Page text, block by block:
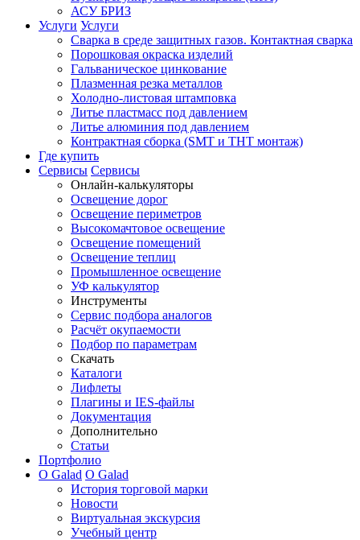
АСУ БРИЗ
Услуги Услуги
Сварка в среде защитных газов. Контактная сварка
Порошковая окраска изделий
Гальваническое цинкование
Плазменная резка металлов
Холодно-листовая штамповка
Литье пластмасс под давлением
Литье алюминия под давлением
Контрактная сборка (SMT и THT монтаж)
Где купить
Сервисы Сервисы
Онлайн-калькуляторы
Освещение дорог
Освещение периметров
Высокомачтовое освещение
Освещение помещений
Освещение теплиц
Промышленное освещение
УФ калькулятор
Инструменты
Сервис подбора аналогов
Расчёт окупаемости
Подбор по параметрам
Скачать
Каталоги
Лифлеты
Плагины и IES-файлы
Документация
Дополнительно
Статьи
Портфолио
О Galad О Galad
История торговой марки
Новости
Виртуальная экскурсия
Учебный центр